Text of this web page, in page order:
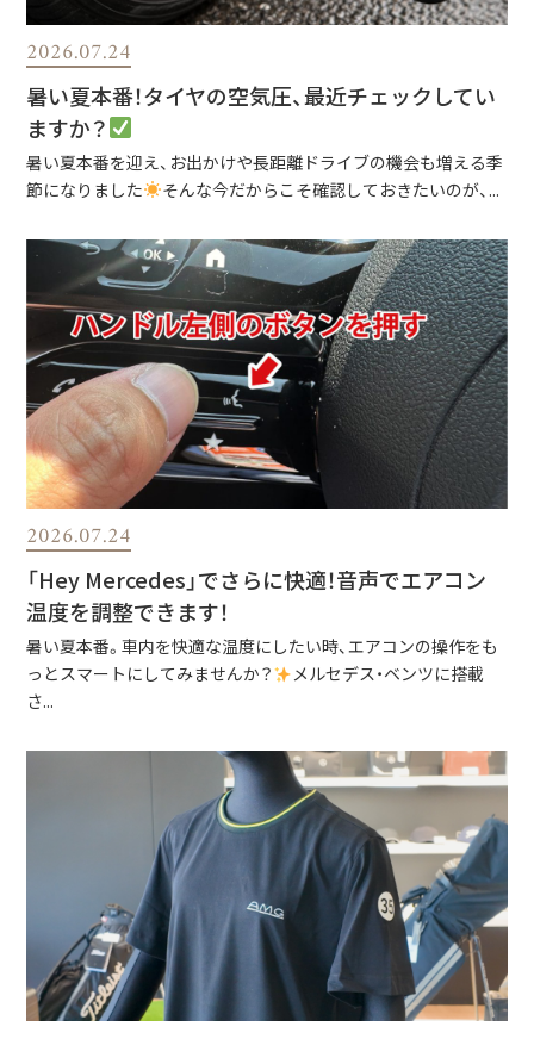
2026.07.24
暑い夏本番！タイヤの空気圧、最近チェックしてい
ますか？
暑い夏本番を迎え、お出かけや長距離ドライブの機会も増える季
節になりました
そんな今だからこそ確認しておきたいのが、...
2026.07.24
「Hey Mercedes」でさらに快適！音声でエアコン
温度を調整できます！
暑い夏本番。車内を快適な温度にしたい時、エアコンの操作をも
っとスマートにしてみませんか？
メルセデス・ベンツに搭載
さ...